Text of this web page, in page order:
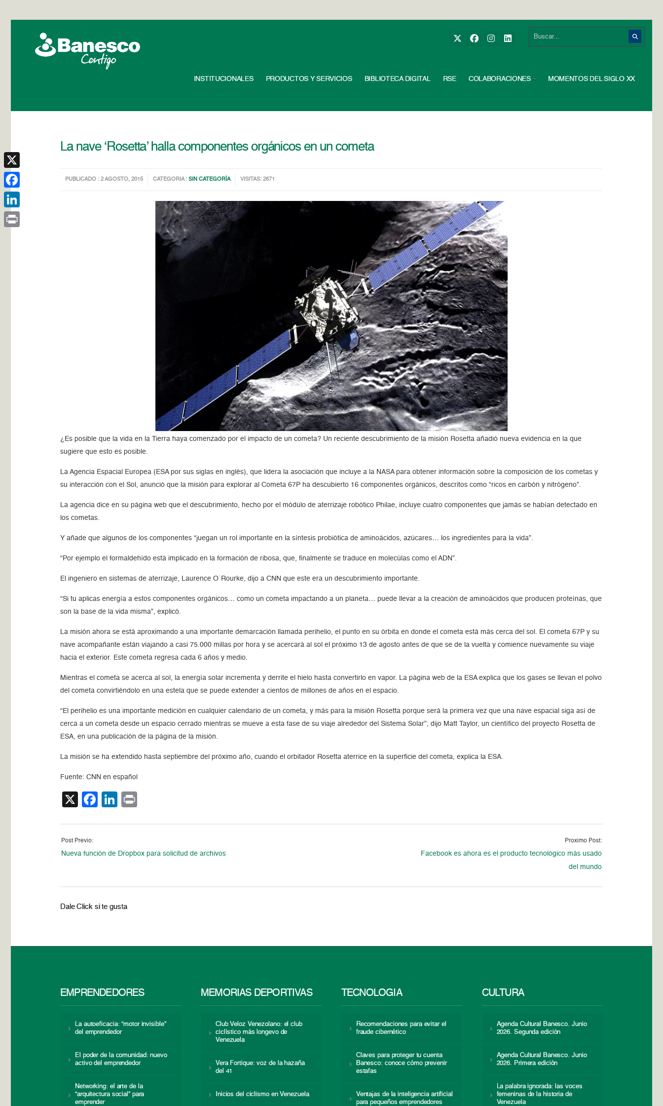
INSTITUCIONALES PRODUCTOS Y SERVICIOS BIBLIOTECA DIGITAL RSE COLABORACIONES MOMENTOS DEL SIGLO XX
La nave ‘Rosetta’ halla componentes orgánicos en un cometa
PUBLICADO : 2 AGOSTO, 2015 CATEGORIA :SIN CATEGORÍA VISITAS: 2671
¿Es posible que la vida en la Tierra haya comenzado por el impacto de un cometa? Un reciente descubrimiento de la misión Rosetta añadió nueva evidencia en la que
sugiere que esto es posible.
La Agencia Espacial Europea (ESA por sus siglas en inglés), que lidera la asociación que incluye a la NASA para obtener información sobre la composición de los cometas y
su interacción con el Sol, anunció que la misión para explorar al Cometa 67P ha descubierto 16 componentes orgánicos, descritos como “ricos en carbón y nitrógeno”.
La agencia dice en su página web que el descubrimiento, hecho por el módulo de aterrizaje robótico Philae, incluye cuatro componentes que jamás se habían detectado en
los cometas.
Y añade que algunos de los componentes “juegan un rol importante en la síntesis probiótica de aminoácidos, azúcares… los ingredientes para la vida”.
“Por ejemplo el formaldehído está implicado en la formación de ribosa, que, finalmente se traduce en molecúlas como el ADN”.
El ingeniero en sistemas de aterrizaje, Laurence O´Rourke, dijo a CNN que este era un descubrimiento importante.
“Si tu aplicas energía a estos componentes orgánicos… como un cometa impactando a un planeta… puede llevar a la creación de aminoácidos que producen proteínas, que
son la base de la vida misma”, explicó.
La misión ahora se está aproximando a una importante demarcación llamada perihelio, el punto en su órbita en donde el cometa está más cerca del sol. El cometa 67P y su
nave acompañante están viajando a casi 75.000 millas por hora y se acercará al sol el próximo 13 de agosto antes de que se de la vuelta y comience nuevamente su viaje
hacia el exterior. Este cometa regresa cada 6 años y medio.
Mientras el cometa se acerca al sol, la energía solar incrementa y derrite el hielo hasta convertirlo en vapor. La página web de la ESA explica que los gases se llevan el polvo
del cometa convirtiéndolo en una estela que se puede extender a cientos de millones de años en el espacio.
“El perihelio es una importante medición en cualquier calendario de un cometa, y más para la misión Rosetta porque será la primera vez que una nave espacial siga así de
cerca a un cometa desde un espacio cerrado mientras se mueve a esta fase de su viaje alrededor del Sistema Solar”, dijo Matt Taylor, un científico del proyecto Rosetta de
ESA, en una publicación de la página de la misión.
La misión se ha extendido hasta septiembre del próximo año, cuando el orbitador Rosetta aterrice en la superficie del cometa, explica la ESA.
Fuente: CNN en español
X Facebook
LinkedIn
Post Previo:
Nueva función de Dropbox para solicitud de archivos
Proximo Post:
Facebook es ahora es el producto tecnológico más usado
del mundo
Dale Click si te gusta
EMPRENDEDORES
La autoeficacia: “motor invisible”
del emprendedor
El poder de la comunidad: nuevo
activo del emprendedor
Networking: el arte de la
“arquitectura social” para
emprender
MEMORIAS DEPORTIVAS
Club Veloz Venezolano: el club
ciclístico más longevo de
Venezuela
Vera Fortique: voz de la hazaña
del 41
Inicios del ciclismo en Venezuela
TECNOLOGÍA
Recomendaciones para evitar el
fraude cibernético
Claves para proteger tu cuenta
Banesco: conoce cómo prevenir
estafas
Ventajas de la inteligencia artificial
para pequeños emprendedores
CULTURA
Agenda Cultural Banesco. Junio
2026. Segunda edición
Agenda Cultural Banesco. Junio
2026. Primera edición
La palabra ignorada: las voces
femeninas de la historia de
Venezuela
X
Facebook
LinkedIn